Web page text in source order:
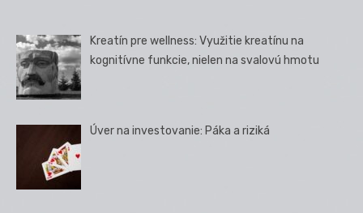
Kreatín pre wellness: Využitie kreatínu na
kognitívne funkcie, nielen na svalovú hmotu
Úver na investovanie: Páka a riziká